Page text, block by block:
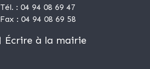
Tél. : 04 94 08 69 47
Fax : 04 94 08 69 58
Écrire à la mairie